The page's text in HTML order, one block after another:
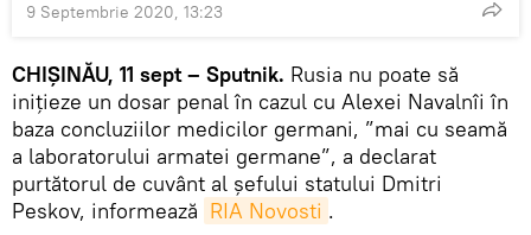
9 Septembrie 2020, 13:23
CHIȘINĂU, 11 sept – Sputnik. Rusia nu poate să
inițieze un dosar penal în cazul cu Alexei Navalnîi în
baza concluziilor medicilor germani, ”mai cu seamă
a laboratorului armatei germane”, a declarat
purtătorul de cuvânt al șefului statului Dmitri
Peskov, informează RIA Novosti .